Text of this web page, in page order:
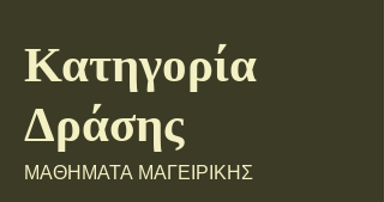
Κατηγορία
Δράσης
ΜΑΘΗΜΑΤΑ ΜΑΓΕΙΡΙΚΗΣ